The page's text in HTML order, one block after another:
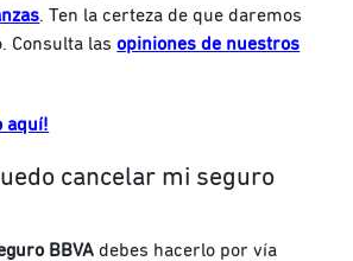
. Ten la certeza de que daremos
Consulta lasopiniones de nuestros
aquí!
cancelar mi seguro
BBVA debes hacerlo por vía